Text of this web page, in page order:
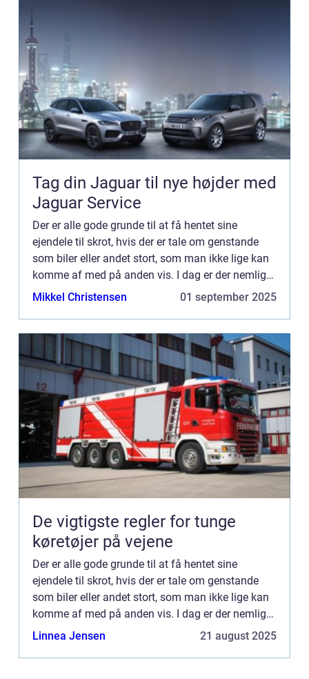
Tag din Jaguar til nye højder med
Jaguar Service
Der er alle gode grunde til at få hentet sine
ejendele til skrot, hvis der er tale om genstande
som biler eller andet stort, som man ikke lige kan
komme af med på anden vis. I dag er der nemlig
et større fokus på, hvordan vi ...
Mikkel Christensen 01 september 2025
De vigtigste regler for tunge
køretøjer på vejene
Der er alle gode grunde til at få hentet sine
ejendele til skrot, hvis der er tale om genstande
som biler eller andet stort, som man ikke lige kan
komme af med på anden vis. I dag er der nemlig
et større fokus på, hvordan vi ...
Linnea Jensen 21 august 2025